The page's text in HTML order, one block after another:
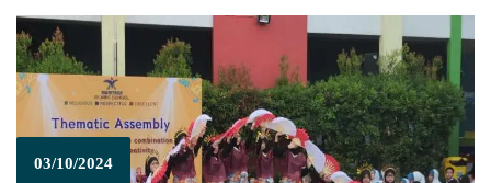
03/10/2024